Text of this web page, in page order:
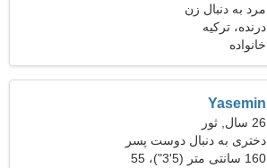
مرد به دنبال زن
درنده، ترکیه
خانواده
Yasemin
26 سال, ثور
دختری به دنبال دوست پسر
160 سانتی متر (5'3")، 55